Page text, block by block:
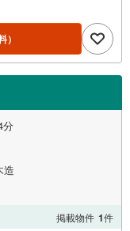
）
造
掲載物件 1件